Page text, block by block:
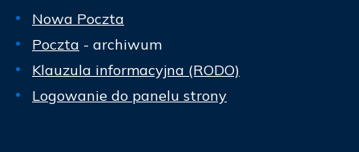
Nowa Poczta
Poczta - archiwum
Klauzula informacyjna (RODO)
Logowanie do panelu strony